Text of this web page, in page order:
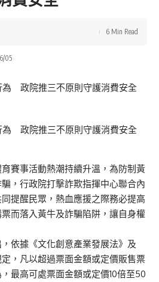
05
6 Min Read
賽事活動熱潮持續升溫，為防制黃
，行政院打擊詐欺指揮中心聯合內
提醒民眾，熱血應援之際務必提高
而落入黃牛及詐騙陷阱，讓自身權
依據《文化創意產業發展法》及
定，凡以超過票面金額或定價販售票
最高可處票面金額或定價10倍至50